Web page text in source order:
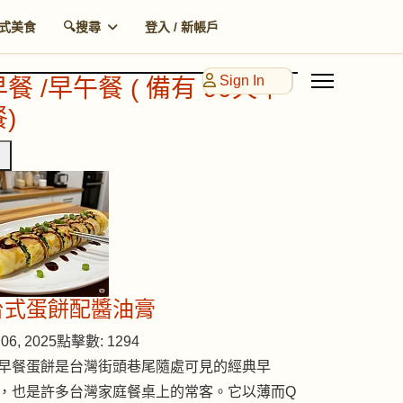
美食 🔍搜尋 登入 / 新帳戶
Sign In
餐 /早午餐 ( 備有 90天早
)
蛋餅配醬油膏
2025點擊數: 1294
餐蛋餅是台灣街頭巷尾隨處可見的經典早
也是許多台灣家庭餐桌上的常客。它以薄而Q